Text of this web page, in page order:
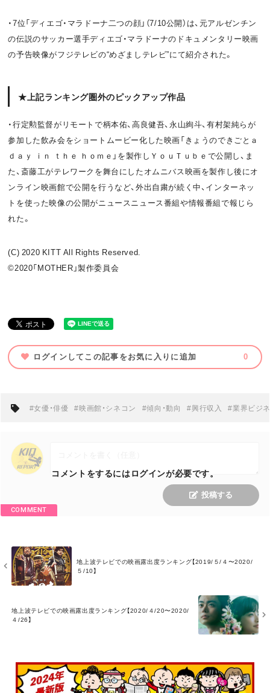
・7位「ディエゴ・マラドーナ二つの顔」（7/10公開）は、元アルゼンチン
の伝説のサッカー選手ディエゴ・マラドーナのドキュメンタリー映画
の予告映像がフジテレビの“めざましテレビ”にて紹介された。
★上記ランキング圏外のピックアップ作品
・行定勲監督がリモートで柄本佑、高良健吾、永山絢斗、有村架純らが
参加した飲み会をショートムービー化した映画「きょうのできごとａ
ｄａｙ ｉｎ ｔｈｅ ｈｏｍｅ」を製作しＹｏｕＴｕｂｅで公開し、ま
た、斎藤工がテレワークを舞台にしたオムニバス映画を製作し後にオ
ンライン映画館で公開を行うなど、外出自粛が続く中、インターネッ
トを使った映像の公開がニュースニュース番組や情報番組で報じら
れた。
(C) 2020 KITT All Rights Reserved.
©2020「MOTHER」製作委員会
ログインしてこの記事をお気に入りに追加 0
#女優・俳優 #映画館・シネコン #傾向・動向 #興行収入 #業界ビジ
COMMENT
コメントをするにはログインが必要です。
投稿する
地上波テレビでの映画露出度ランキング【2019/５/４〜2020/
５/10】
M
O
R
E
地上波テレビでの映画露出度ランキング【2020/４/20〜2020/
４/26】
O
R